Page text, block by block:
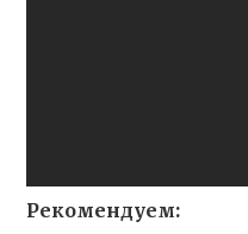
Рекомендуем: